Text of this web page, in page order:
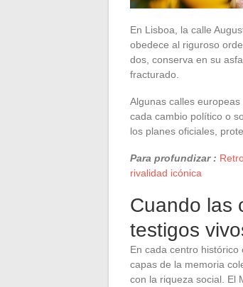
En Lisboa, la calle
obedece al riguroso
dos, conserva en su
fracturado.
Algunas calles
cada cambio político o
los planes oficiales,
Para profundizar :
rivalidad icónica
Cuando las
testigos
En cada centro histórico
capas de la memoria
con la riqueza social. El